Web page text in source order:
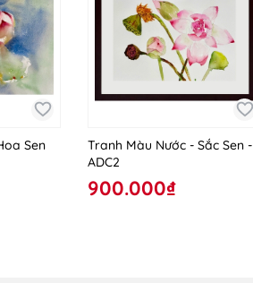
Sen
Tranh Màu Nước - Sắc Sen -
ADC2
900.000₫